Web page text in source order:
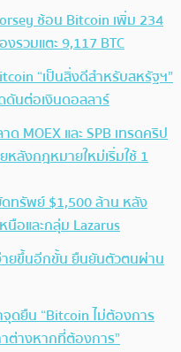
ช้อน Bitcoin เพิ่ม 234
รวมแตะ 9,117 BTC
“เป็นสิ่งดีสำหรับสหรัฐฯ”
ดันต่อเงินดอลลาร์
ด MOEX และ SPB เทรดคริป
ลังกฎหมายใหม่เริ่มใช้ 1
ทรัพย์ $1,500 ล้าน หลัง
อและกลุ่ม Lazarus
ยขึ้นอีกขั้น ยืนยันตัวตนผ่าน
ดยืน “Bitcoin ไม่ต้องการ
าต่างหากที่ต้องการ”